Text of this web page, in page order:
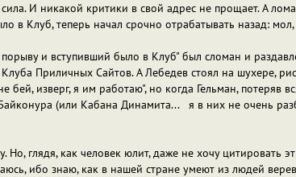
И никакой критики в свой адрес не прощает. А
Клуб, теперь начал срочно отрабатывать назад:
и вступивший было в Клуб" был сломан и
Приличных Сайтов. А Лебедев стоял на шухере,
бей, изверг, я им работаю", но когда Гельман, потеряв
(или Кабана Динамита... я в них не очень
глядя, как человек юлит, даже не хочу
ибо знаю, как в нашей стране умеют из людей